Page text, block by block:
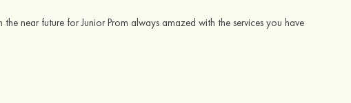
near future for Junior Prom always amazed with the services you have